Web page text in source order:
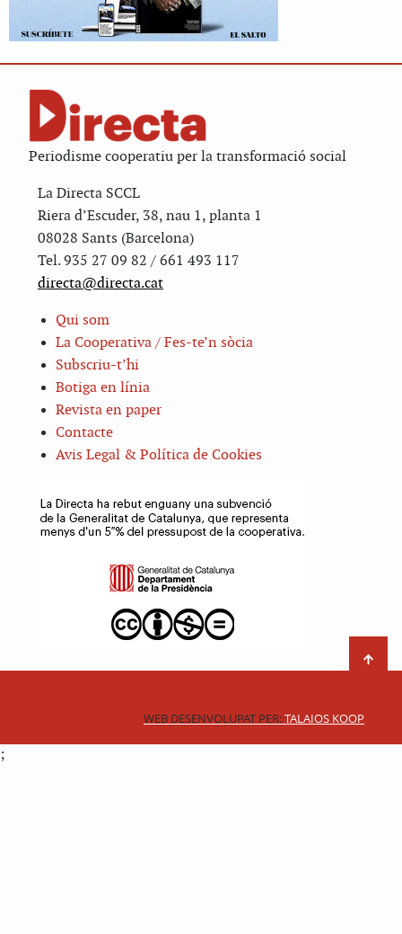
Periodisme cooperatiu per la transformació social
La Directa SCCL
Riera d’Escuder, 38, nau 1, planta 1
08028 Sants (Barcelona)
Tel. 935 27 09 82 / 661 493 117
directa@directa.cat
Qui som
La Cooperativa / Fes-te’n sòcia
Subscriu-t’hi
Botiga en línia
Revista en paper
Contacte
Avis Legal & Política de Cookies
WEB DESENVOLUPAT PER:TALAIOS KOOP
;